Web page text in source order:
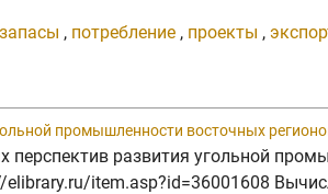
запасы , потребление , проекты ,
промышленности восточных
развития угольной
item.asp?id=36001608